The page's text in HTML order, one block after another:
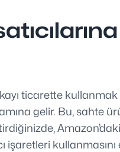
ticarette kullanmak
gelir. Bu, sahte
işaretleri